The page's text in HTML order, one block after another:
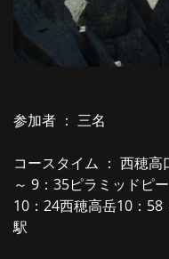
参加者 ： 三名
コースタイム ： 西穂
～ 9：35ピラミッドピ
10：24西穂高岳10：58
駅